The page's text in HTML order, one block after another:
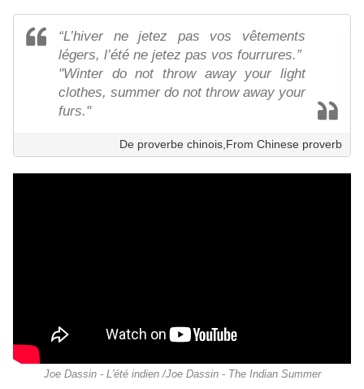
“L’hiver ne jetez pas vos vêtements
légers, l’été ne jetez pas vos fourrures.”
"Winter do not throw away your light
clothes, summer do not throw away your
furs."
De proverbe chinois,From Chinese proverb
Joe Dassin - L'été indien /Joe Dassin - The Indian Summer